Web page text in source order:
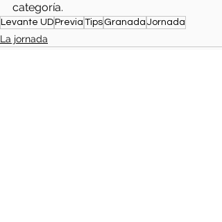
categoría.
Levante UD Previa Tips Granada Jornada
La jornada